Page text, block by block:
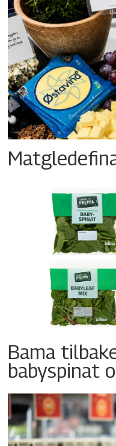
Bama
babyspinat